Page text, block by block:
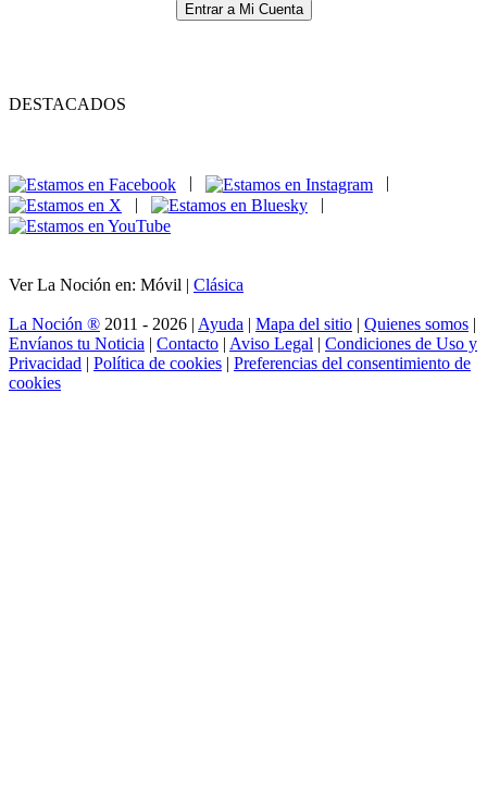
Entrar a Mi Cuenta
DESTACADOS
|
|
Ver La Noción en: Móvil | Clásica
La Noción ® 2011 - 2026 | Ayuda | Mapa del sitio | Quienes somos |
Envíanos tu Noticia | Contacto | Aviso Legal | Condiciones de Uso y
Privacidad | Política de cookies | Preferencias del consentimiento de
cookies